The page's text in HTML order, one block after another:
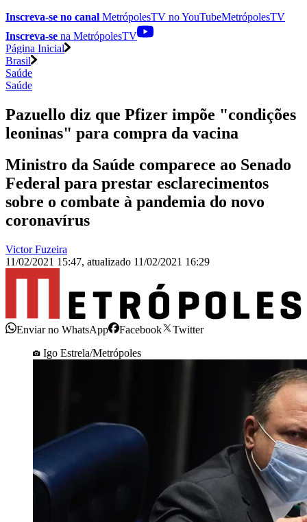
Inscreva-se no canal MetrópolesTV noYouTubeMetrópolesTV
Inscreva-se na MetrópolesTV
Página Inicial
Brasil
Saúde
Saúde
Pazuello diz que Pfizer impõe "condições
leoninas" para compra da vacina
Ministro da Saúde comparece ao Senado
Federal para prestar esclarecimentos
sobre o combate à pandemia do novo
coronavírus
Victor Fuzeira
11/02/2021 15:47, atualizado 11/02/2021 16:29
Enviar no WhatsApp Facebook
Twitter
Igo Estrela/Metrópoles